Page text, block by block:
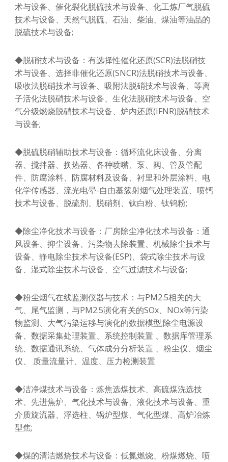
术与设备、催化裂化脱硫技术与设备、化工炼厂气脱硫
技术与设备、天然气脱硫、石油、柴油、煤油等油品的
脱硫技术与设备;
◆脱硝技术与设备：有选择性催化还原(SCR)法脱硝技
术与设备、选择非催化还原(SNCR)法脱硝技术与设备、
吸收法脱硝技术与设备、吸附法脱硝技术与设备、等离
子活化法脱硝技术与设备、生化法脱硝技术与设备、空
气分级燃烧脱硝技术与设备、炉内还原(IFNR)脱硝技术
与设备;
◆脱硫脱硝辅助技术与设备：循环流化床设备、分离
器、搅拌器、换热器、各种喷嘴、泵、阀、管及管配
件、防腐涂料、防腐材料及设备、衬里和外层涂料、电
化学传感器、流光电晕-自由基簇射烟气处理装置、喷钙
技术与设备、脱硫剂、脱硝剂、钛白粉、钛钨粉;
◆除尘净化技术与设备：厂房除尘净化技术与设备：通
风设备、抑尘设备、污染物去除装置、机械除尘技术与
设备、静电除尘技术与设备(ESP)、袋式除尘技术与设
备、湿式除尘技术与设备、空气过滤技术与设备;
◆粉尘烟气在线监测仪器与技术：与PM2.5相关的大
气、尾气监测，与PM2.5演化有关的SOx、NOx等污染
物监测、大气污染运移与演化的数据模型;除尘电源设
备、数据采集处理装置、系统控制装置 、数据库管理系
统、数据通讯系统、气体成分分析装置 、粉尘仪、烟尘
仪、 质量流量计、温度、压力检测装置
◆洁净煤技术与设备：炼焦选煤技术、高硫煤洗选技
术、先进焦炉、气化技术与设备、液化技术与设备、重
介质旋流器、浮选柱、锅炉型煤、气化型煤、高炉冶炼
型焦;
◆煤的清洁燃烧技术与设备：低氮燃烧、粉煤燃烧、喷